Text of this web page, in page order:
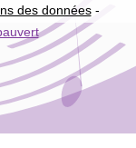
des données-